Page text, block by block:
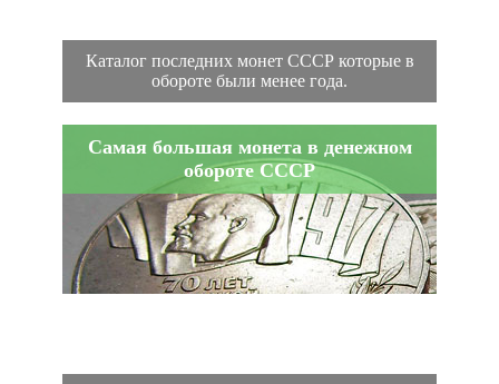
Каталог последних монет СССР которые в
обороте были менее года.
Самая большая монета в денежном
обороте СССР